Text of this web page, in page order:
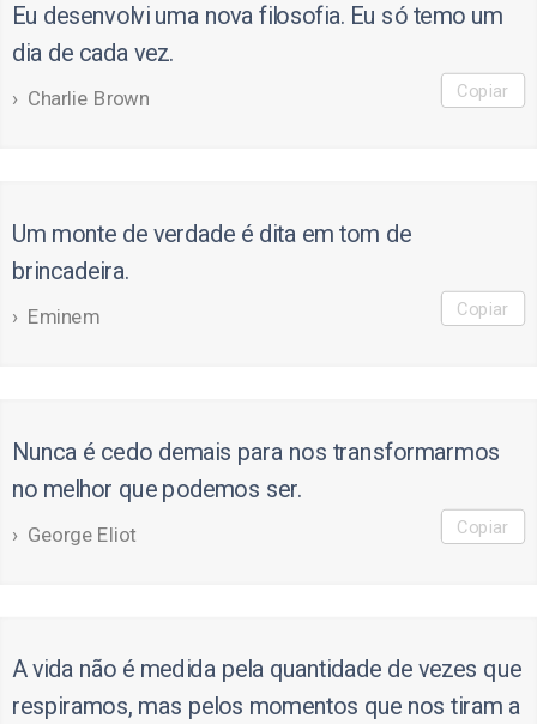
Eu desenvolvi uma nova filosofia. Eu só temo um
dia de cada vez.
Charlie Brown Copiar
Um monte de verdade é dita em tom de
brincadeira.
Eminem Copiar
Nunca é cedo demais para nos transformarmos
no melhor que podemos ser.
George Eliot Copiar
A vida não é medida pela quantidade de vezes que
respiramos, mas pelos momentos que nos tiram a